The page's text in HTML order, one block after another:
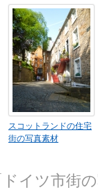
スコットランドの住宅
街の写真素材
イツ市街